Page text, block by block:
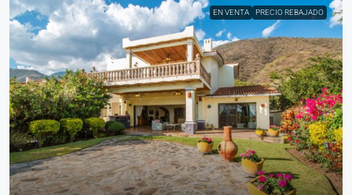
EN VENTA PRECIO REBAJADO